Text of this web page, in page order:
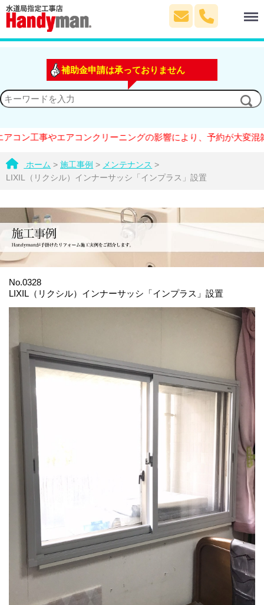
補助金申請は承っておりません
事やエアコンクリーニングの影響により、予約が大変混雑して
ホーム >施工事例 > メンテナンス >
LIXIL（リクシル）インナーサッシ「インプラス」設置
No.0328
LIXIL（リクシル）インナーサッシ「インプラス」設置